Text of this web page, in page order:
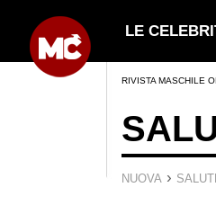
LE
RIVISTA MASCHILE
NUOVA ›